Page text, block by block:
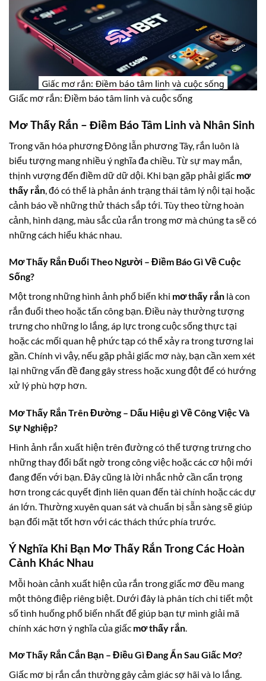
Giấc mơ rắn: Điềm báo tâm linh và cuộc sống
Mơ Thấy Rắn – Điềm Báo Tâm Linh và Nhân Sinh
Trong văn hóa phương Đông lẫn phương Tây, rắn luôn là
biểu tượng mang nhiều ý nghĩa đa chiều. Từ sự may mắn,
thịnh vượng đến điềm dữ dữ dội. Khi bạn gặp phải giấc mơ
thấy rắn , đó có thể là phản ánh trạng thái tâm lý nội tại hoặc
cảnh báo về những thử thách sắp tới. Tùy theo từng hoàn
cảnh, hình dạng, màu sắc của rắn trong mơ mà chúng ta sẽ có
những cách hiểu khác nhau.
Mơ Thấy Rắn Đuổi Theo Người – Điềm Báo Gì Về Cuộc
Sống?
Một trong những hình ảnh phổ biến khi mơ thấy rắn là con
rắn đuổi theo hoặc tấn công bạn. Điều này thường tượng
trưng cho những lo lắng, áp lực trong cuộc sống thực tại
hoặc các mối quan hệ phức tạp có thể xảy ra trong tương lai
gần. Chính vì vậy, nếu gặp phải giấc mơ này, bạn cần xem xét
lại những vấn đề đang gây stress hoặc xung đột để có hướng
xử lý phù hợp hơn.
Mơ Thấy Rắn Trên Đường – Dấu Hiệu gì Về Công Việc Và
Sự Nghiệp?
Hình ảnh rắn xuất hiện trên đường có thể tượng trưng cho
những thay đổi bất ngờ trong công việc hoặc các cơ hội mới
đang đến với bạn. Đây cũng là lời nhắc nhở cần cẩn trọng
hơn trong các quyết định liên quan đến tài chính hoặc các dự
án lớn. Thường xuyên quan sát và chuẩn bị sẵn sàng sẽ giúp
bạn đối mặt tốt hơn với các thách thức phía trước.
Ý Nghĩa Khi Bạn Mơ Thấy Rắn Trong Các Hoàn
Cảnh Khác Nhau
Mỗi hoàn cảnh xuất hiện của rắn trong giấc mơ đều mang
một thông điệp riêng biệt. Dưới đây là phân tích chi tiết một
số tình huống phổ biến nhất để giúp bạn tự mình giải mã
chính xác hơn ý nghĩa của giấc mơ thấy rắn
Mơ Thấy Rắn Cắn Bạn – Điều Gì Đang Ẩn Sau Giấc Mơ?
Giấc mơ bị rắn cắn thường gây cảm giác sợ hãi và lo lắng.